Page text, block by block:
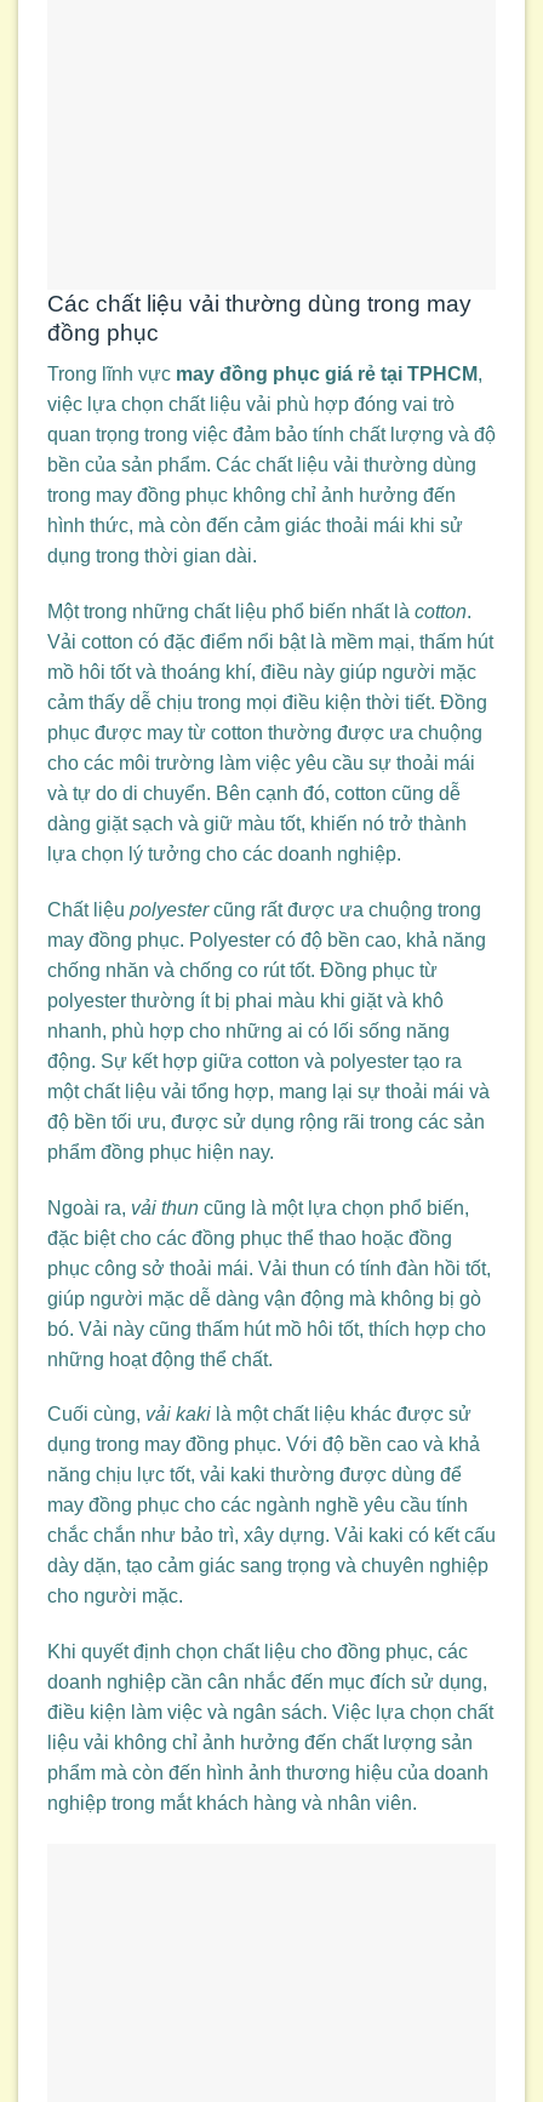
Các chất liệu vải thường dùng trong may
đồng phục
Trong lĩnh vực may đồng phục giá rẻ tại TPHCM,
việc lựa chọn chất liệu vải phù hợp đóng vai trò
quan trọng trong việc đảm bảo tính chất lượng và độ
bền của sản phẩm. Các chất liệu vải thường dùng
trong may đồng phục không chỉ ảnh hưởng đến
hình thức, mà còn đến cảm giác thoải mái khi sử
dụng trong thời gian dài.
Một trong những chất liệu phổ biến nhất là cotton.
Vải cotton có đặc điểm nổi bật là mềm mại, thấm hút
mồ hôi tốt và thoáng khí, điều này giúp người mặc
cảm thấy dễ chịu trong mọi điều kiện thời tiết. Đồng
phục được may từ cotton thường được ưa chuộng
cho các môi trường làm việc yêu cầu sự thoải mái
và tự do di chuyển. Bên cạnh đó, cotton cũng dễ
dàng giặt sạch và giữ màu tốt, khiến nó trở thành
lựa chọn lý tưởng cho các doanh nghiệp.
Chất liệu polyestercũng rất được ưa chuộng trong
may đồng phục. Polyester có độ bền cao, khả năng
chống nhăn và chống co rút tốt. Đồng phục từ
polyester thường ít bị phai màu khi giặt và khô
nhanh, phù hợp cho những ai có lối sống năng
động. Sự kết hợp giữa cotton và polyester tạo ra
một chất liệu vải tổng hợp, mang lại sự thoải mái và
độ bền tối ưu, được sử dụng rộng rãi trong các sản
phẩm đồng phục hiện nay.
Ngoài ra, vải thun cũng là một lựa chọn phổ biến,
đặc biệt cho các đồng phục thể thao hoặc đồng
phục công sở thoải mái. Vải thun có tính đàn hồi tốt,
giúp người mặc dễ dàng vận động mà không bị gò
bó. Vải này cũng thấm hút mồ hôi tốt, thích hợp cho
những hoạt động thể chất.
Cuối cùng, vải kaki là một chất liệu khác được sử
dụng trong may đồng phục. Với độ bền cao và khả
năng chịu lực tốt, vải kaki thường được dùng để
may đồng phục cho các ngành nghề yêu cầu tính
chắc chắn như bảo trì, xây dựng. Vải kaki có kết cấu
dày dặn, tạo cảm giác sang trọng và chuyên nghiệp
cho người mặc.
Khi quyết định chọn chất liệu cho đồng phục, các
doanh nghiệp cần cân nhắc đến mục đích sử dụng,
điều kiện làm việc và ngân sách. Việc lựa chọn chất
liệu vải không chỉ ảnh hưởng đến chất lượng sản
phẩm mà còn đến hình ảnh thương hiệu của doanh
nghiệp trong mắt khách hàng và nhân viên.